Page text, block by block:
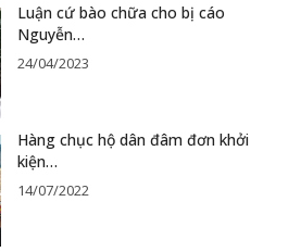
Luận cứ bào chữa cho bị cáo
Nguyễn…
24/04/2023
Hàng chục hộ dân đâm đơn khởi
kiện…
14/07/2022